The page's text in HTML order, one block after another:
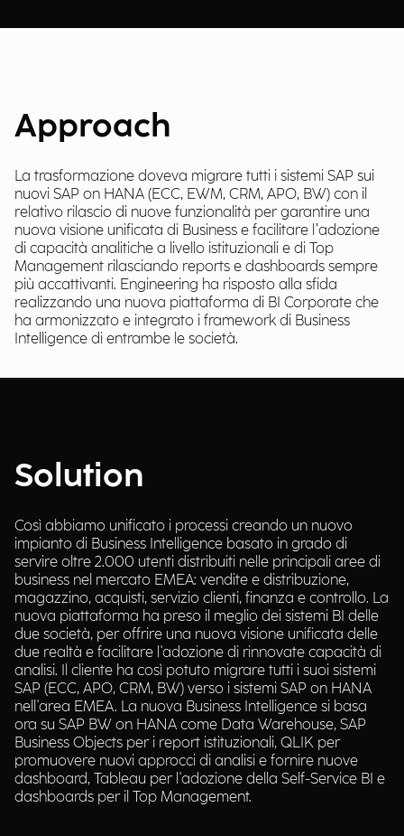
Approach
La trasformazione doveva migrare tutti i sistemi SAP sui
nuovi SAP on HANA (ECC, EWM, CRM, APO, BW) con il
relativo rilascio di nuove funzionalità per garantire una
nuova visione unificata di Business e facilitare l’adozione
di capacità analitiche a livello istituzionali e di Top
Management rilasciando reports e dashboards sempre
più accattivanti. Engineering ha risposto alla sfida
realizzando una nuova piattaforma di BI Corporate che
ha armonizzato e integrato i framework di Business
Intelligence di entrambe le società.
Solution
Così abbiamo unificato i processi creando un nuovo
impianto di Business Intelligence basato in grado di
servire oltre 2.000 utenti distribuiti nelle principali aree di
business nel mercato EMEA: vendite e distribuzione,
magazzino, acquisti, servizio clienti, finanza e controllo. La
nuova piattaforma ha preso il meglio dei sistemi BI delle
due società, per offrire una nuova visione unificata delle
due realtà e facilitare l'adozione di rinnovate capacità di
analisi. Il cliente ha così potuto migrare tutti i suoi sistemi
SAP (ECC, APO, CRM, BW) verso i sistemi SAP on HANA
nell'area EMEA. La nuova Business Intelligence si basa
ora su SAP BW on HANA come Data Warehouse, SAP
Business Objects per i report istituzionali, QLIK per
promuovere nuovi approcci di analisi e fornire nuove
dashboard, Tableau per l'adozione della Self-Service BI e
dashboards per il Top Management.